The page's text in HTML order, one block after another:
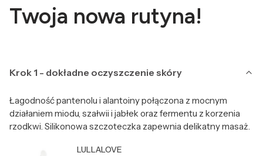
Twoja nowa rutyna!
Krok 1 - dokładne oczyszczenie skóry
Łagodność pantenolu i alantoiny połączona z mocnym
działaniem miodu, szałwii i jabłek oraz fermentu z korzenia
rzodkwi. Silikonowa szczoteczka zapewnia delikatny masaż.
Producent LULLALOVE
LULLALOVE